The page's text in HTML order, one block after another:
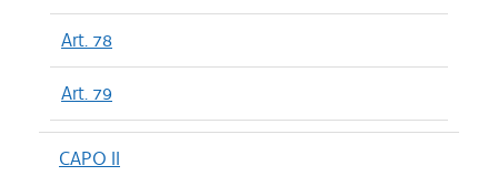
Art. 78
Art. 79
CAPO II